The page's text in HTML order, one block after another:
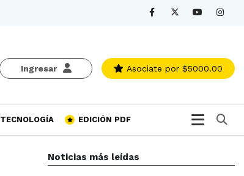
Ingresar Asociate por $5000.00
TECNOLOGÍA EDICIÓN PDF
Noticias más leídas